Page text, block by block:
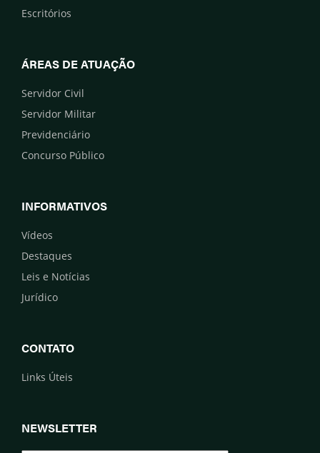
Escritórios
ÁREAS DE ATUAÇÃO
Servidor Civil
Servidor Militar
Previdenciário
Concurso Público
INFORMATIVOS
Vídeos
Destaques
Leis e Notícias
Jurídico
CONTATO
Links Úteis
NEWSLETTER